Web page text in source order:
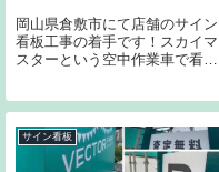
岡山県倉敷市にて店舗のサイン
看板工事の着手です！スカイマ
スターという空中作業車で看板
ファザード看板、店内の壁面サ
インなど安全に気をつけてがっ
つりと仕上げていきます。
サイン看板